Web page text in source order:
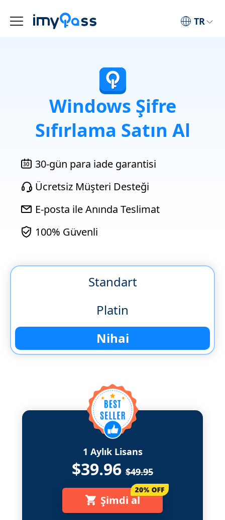
TR
Windows Şifre
Sıfırlama Satın Al
30-gün para iade garantisi
Ücretsiz Müşteri Desteği
E-posta ile Anında Teslimat
100% Güvenli
Standart
Platin
Nihai
1 Aylık Lisans
$39.96 $49.95
Şimdi al